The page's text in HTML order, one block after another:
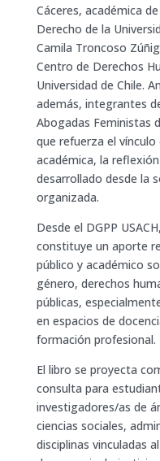
Cáceres, académica
Derecho de la
Camila Troncoso
Centro de Derechos
Universidad de Chile.
además, integrantes
Abogadas Feministas
que refuerza el
académica, la
desarrollado desde la
organizada.
Desde el DGPP
constituye un aporte
público y académico
género, derechos
públicas,
en espacios de
formación profesional.
El libro se proyecta
consulta para
investigadores/as de
ciencias sociales,
disciplinas vinculadas